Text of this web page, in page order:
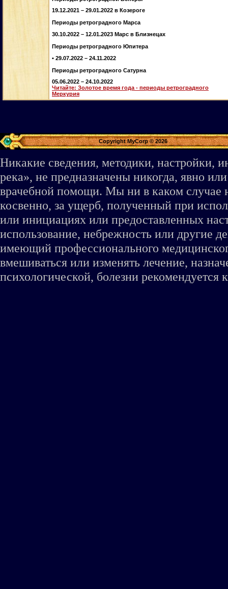
19.12.2021 – 29.01.2022 в Козероге
Периоды ретроградного Марса
30.10.2022 – 12.01.2023 Марс в Близнецах
Периоды ретроградного Юпитера
• 29.07.2022 – 24.11.2022
Периоды ретроградного Сатурна
05.06.2022 – 24.10.2022
Читайте: Золотое время года - периоды ретроградного
Меркурия
Copyright MyCorp © 2026
Никакие сведения, методики, настройки,
река», не предназначены никогда, явно
врачебной помощи. Мы ни в каком случае
косвенно, за ущерб, полученный при
или инициациях или предоставленных
использование, небрежность или другие
имеющий профессионального
вмешиваться или изменять лечение,
психологической, болезни рекомендуется